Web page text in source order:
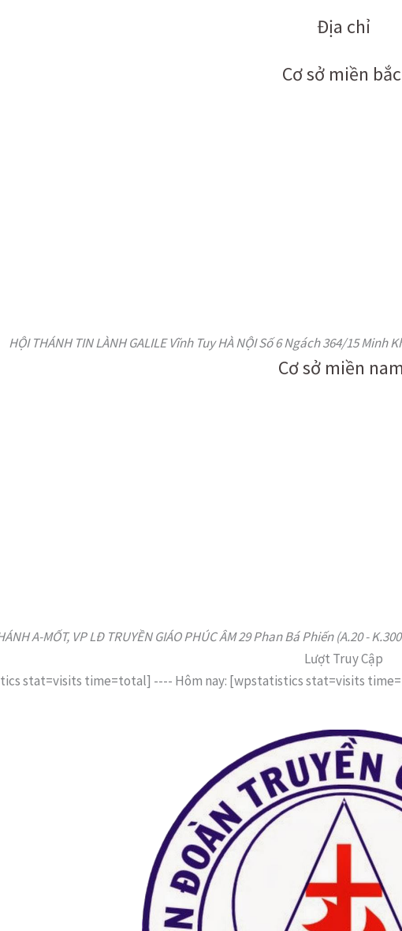
Địa chỉ
Cơ sở miền
HỘI THÁNH TIN LÀNH GALILE Vĩnh Tuy HÀ NỘI Số 6 Ngách 364/15
Cơ sở miền
A-MỐT, VP LĐ TRUYỀN GIÁO PHÚC ÂM 29 Phan Bá Phiến (A.20 -
Lượt Truy Cập
stat=visits time=total] ---- Hôm nay: [wpstatistics stat=visits